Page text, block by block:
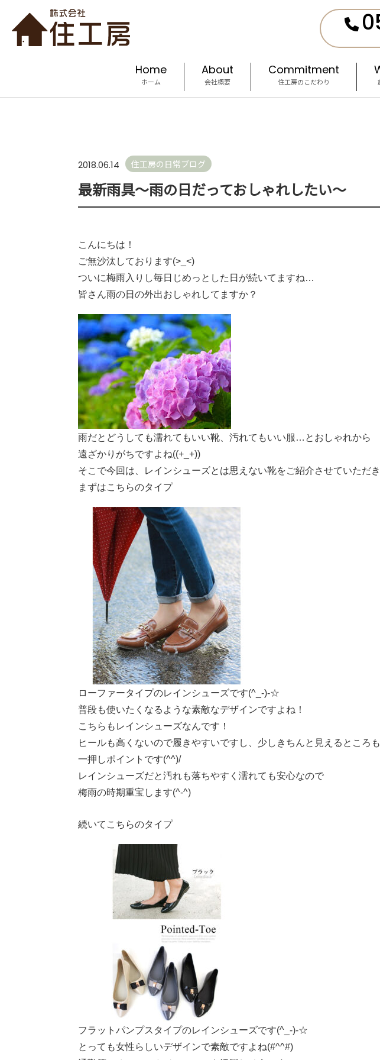
Home
ホーム
About
会社概要
Commitment
住工房のこだわり
2018.06.14 住工房の日常ブログ
最新雨具～雨の日だっておしゃれしたい～
こんにちは！
ご無沙汰しております(>_<)
ついに梅雨入りし毎日じめっとした日が続いてますね…
皆さん雨の日の外出おしゃれしてますか？
雨だとどうしても濡れてもいい靴、汚れてもいい服…とおしゃれから
遠ざかりがちですよね((+_+))
そこで今回は、レインシューズとは思えない靴をご紹介させていただ
まずはこちらのタイプ
ローファータイプのレインシューズです(^_-)-☆
普段も使いたくなるような素敵なデザインですよね！
こちらもレインシューズなんです！
ヒールも高くないので履きやすいですし、少しきちんと見えるところも
一押しポイントです(^^)/
レインシューズだと汚れも落ちやすく濡れても安心なので
梅雨の時期重宝します(^-^)
続いてこちらのタイプ
フラットパンプスタイプのレインシューズです(^_-)-☆
とっても女性らしいデザインで素敵ですよね(#^^#)